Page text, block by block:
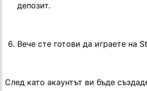
депозит.
Вече сте готови да играете на
След като акаунтът ви бъде